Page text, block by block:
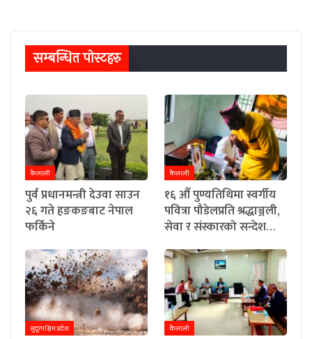
सम्बन्धित पाेस्टहरु
कैलाली
पुर्व प्रधानमन्त्री देउवा साउन
२६ गते हङकङबाट नेपाल
फर्किने
कैलाली
१६ औँ पुण्यतिथिमा स्वर्गीय
पवित्रा पौडेलप्रति श्रद्धाञ्जली,
सेवा र संस्कारको सन्देश…
सुदूरपश्चिम प्रदेश कैलाली